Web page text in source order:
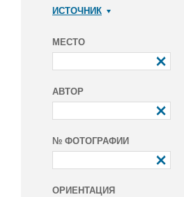
ИСТОЧНИК
МЕСТО
АВТОР
№ ФОТОГРАФИИ
ОРИЕНТАЦИЯ